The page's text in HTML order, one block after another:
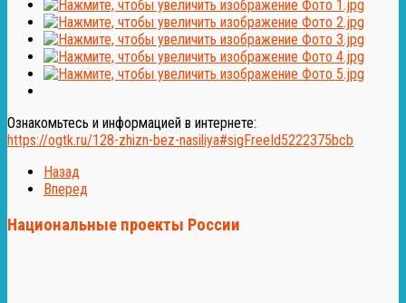
Ознакомьтесь и информацией в интернете:
https://ogtk.ru/128-zhizn-bez-nasiliya#sigFreeId5222375bcb
Назад
Вперед
Национальные проекты России